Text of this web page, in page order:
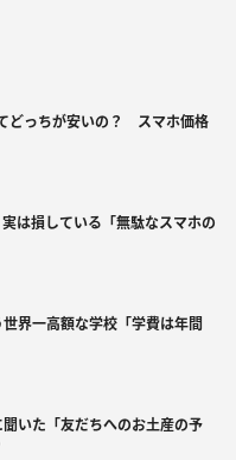
どっちが安いの？ スマホ価格
は損している「無駄なスマホの
界一高額な学校「学費は年間
いた「友だちへのお土産の予